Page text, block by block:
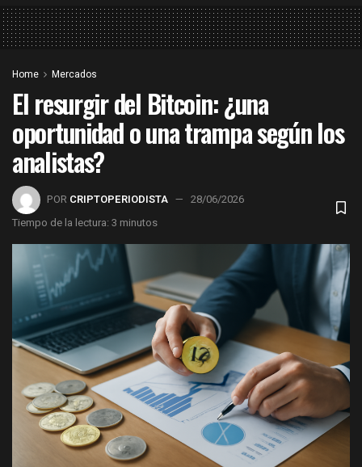
Home Mercados
El resurgir del Bitcoin: ¿una
oportunidad o una trampa según los
analistas?
POR CRIPTOPERIODISTA
28/06/2026
Tiempo de la lectura: 3 minutos